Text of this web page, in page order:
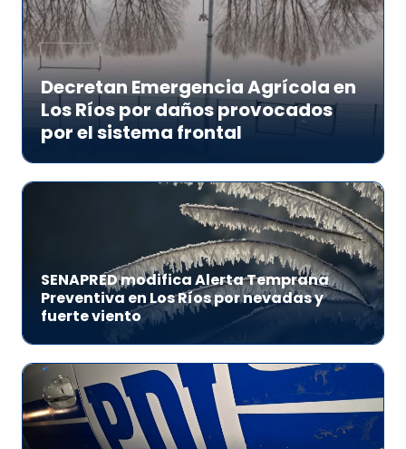
Decretan Emergencia Agrícola en
Los Ríos por daños provocados
por el sistema frontal
SENAPRED modifica Alerta Temprana
Preventiva en Los Ríos por nevadas y
fuerte viento